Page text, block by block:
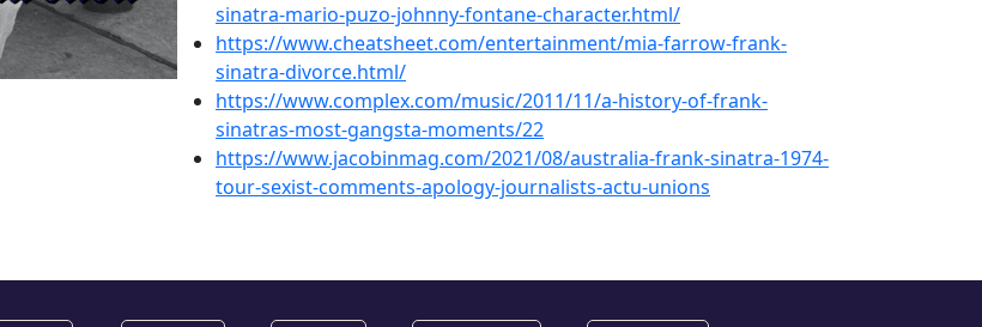
sinatra-mario-puzo-johnny-fontane-character.html/
https://www.cheatsheet.com/entertainment/mia-farrow-frank-
sinatra-divorce.html/
https://www.complex.com/music/2011/11/a-history-of-frank-
sinatras-most-gangsta-moments/22
https://www.jacobinmag.com/2021/08/australia-frank-sinatra-1974-
tour-sexist-comments-apology-journalists-actu-unions